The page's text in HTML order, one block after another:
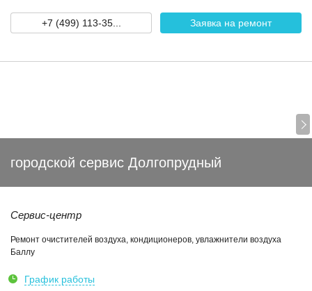
+7 (499) 113-35... Заявка на ремонт
городской сервис Долгопрудный
Сервис-центр
Ремонт очистителей воздуха, кондиционеров, увлажнители воздуха
Баллу
График работы